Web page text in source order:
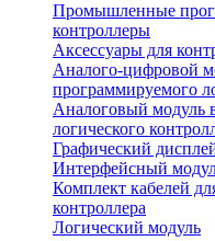
Промышленные
контроллеры
Аксессуары для
Аналого-цифровой
программируемого
Аналоговый модуль
логического
Графический
Интерфейсный
Комплект кабелей
контроллера
Логический модуль